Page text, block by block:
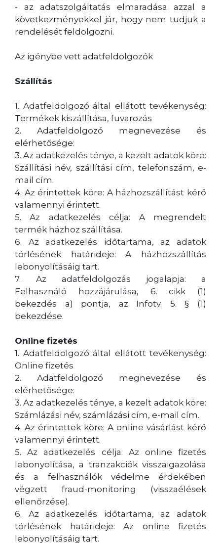
- az adatszolgáltatás elmaradása azzal a
következményekkel jár, hogy nem tudjuk a
rendelését feldolgozni.
Az igénybe vett adatfeldolgozók
Szállítás
1. Adatfeldolgozó által ellátott tevékenység:
Termékek kiszállítása, fuvarozás
2. Adatfeldolgozó megnevezése és
elérhetősége:
3. Az adatkezelés ténye, a kezelt adatok köre:
Szállítási név, szállítási cím, telefonszám, e-
mail cím.
4. Az érintettek köre: A házhozszállítást kérő
valamennyi érintett.
5. Az adatkezelés célja: A megrendelt
termék házhoz szállítása.
6. Az adatkezelés időtartama, az adatok
törlésének határideje: A házhozszállítás
lebonyolításáig tart.
7. Az adatfeldolgozás jogalapja: a
Felhasználó hozzájárulása, 6. cikk (1)
bekezdés a) pontja, az Infotv. 5. § (1)
bekezdése.
Online fizetés
1. Adatfeldolgozó által ellátott tevékenység:
Online fizetés
2. Adatfeldolgozó megnevezése és
elérhetősége:
3. Az adatkezelés ténye, a kezelt adatok köre:
Számlázási név, számlázási cím, e-mail cím.
4. Az érintettek köre: A online vásárlást kérő
valamennyi érintett.
5. Az adatkezelés célja: Az online fizetés
lebonyolítása, a tranzakciók visszaigazolása
és a felhasználók védelme érdekében
végzett fraud-monitoring (visszaélések
ellenőrzése).
6. Az adatkezelés időtartama, az adatok
törlésének határideje: Az online fizetés
lebonyolításáig tart.